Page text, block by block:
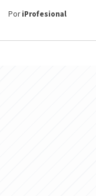
PoriProfesional